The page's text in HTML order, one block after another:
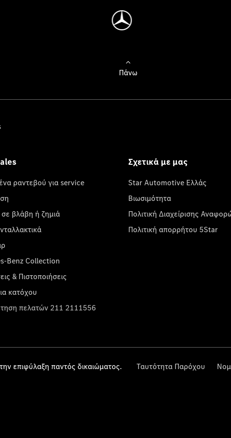
Πάνω
ραντεβού για service
βλάβη ή ζημιά
Benz Collection
& Πιστοποιήσεις
κατόχου
πελατών 211 2111556
Σχετικά με μας
Star Automotive Ελλάς
Βιωσιμότητα
Πολιτική Διαχείρισης
Πολιτική απορρήτου 5Star
επιφύλαξη παντός δικαιώματος. Ταυτότητα Παρόχου